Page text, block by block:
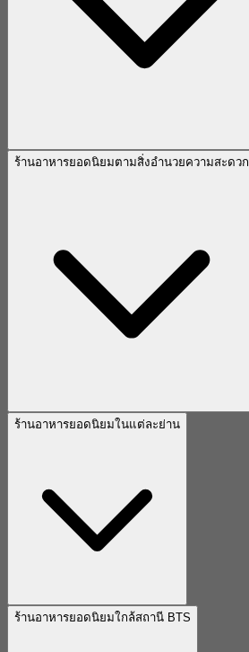
ร้านอาหารยอดนิยมตามสิ่งอำนวยความสะดวก
ร้านอาหารยอดนิยมในแต่ละย่าน
ร้านอาหารยอดนิยมใกล้สถานี BTS